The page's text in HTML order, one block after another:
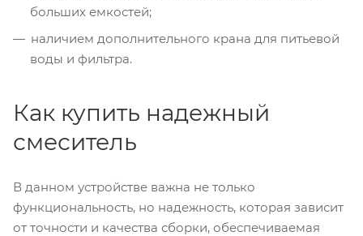
больших емкостей;
наличием дополнительного крана для питьевой
воды и фильтра.
Как купить надежный
смеситель
В данном устройстве важна не только
функциональность, но надежность, которая зависит
от точности и качества сборки, обеспечиваемая